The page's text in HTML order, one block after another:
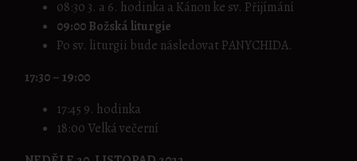
08:30 3. a 6. hodinka a Kánon ke sv. Přijímání
09:00 Božská liturgie
Po sv. liturgii bude následovat PANYCHIDA.
17:30 – 19:00
17:45 9. hodinka
18:00 Velká večerní